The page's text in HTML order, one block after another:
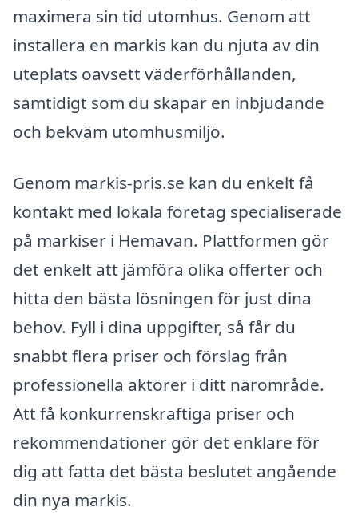
maximera sin tid utomhus. Genom att
installera en markis kan du njuta av din
uteplats oavsett väderförhållanden,
samtidigt som du skapar en inbjudande
och bekväm utomhusmiljö.
Genom markis-pris.se kan du enkelt få
kontakt med lokala företag specialiserade
på markiser i Hemavan. Plattformen gör
det enkelt att jämföra olika offerter och
hitta den bästa lösningen för just dina
behov. Fyll i dina uppgifter, så får du
snabbt flera priser och förslag från
professionella aktörer i ditt närområde.
Att få konkurrenskraftiga priser och
rekommendationer gör det enklare för
dig att fatta det bästa beslutet angående
din nya markis.